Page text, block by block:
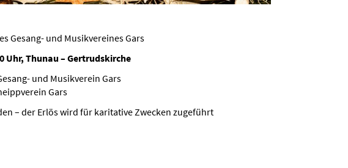
Gesang- und Musikvereines Gars
Uhr, Thunau – Gertrudskirche
und Musikverein Gars
Gars
– der Erlös wird für karitative Zwecken zugeführt